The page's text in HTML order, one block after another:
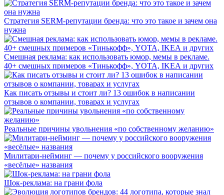
Стратегия SERM-репутации бренда: что это такое и зачем она
нужна
Смешная реклама: как использовать юмор, мемы в рекламе.
40+ смешных примеров «Тинькофф», YOTA, IKEA и других
Как писать отзывы и стоит ли? 13 ошибок в написании
отзывов о компании, товарах и услугах
Реальные причины увольнения «по собственному желанию»
Милитари-нейминг — почему у российского вооружения
«весёлые» названия
Шок-реклама: на грани фола